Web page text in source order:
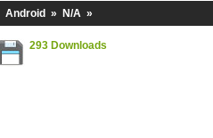
Android » N/A »
293 Downloads